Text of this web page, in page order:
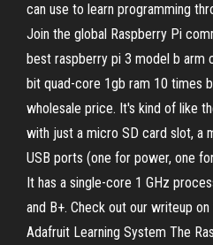
can use to learn programming
Join the global Raspberry Pi
best raspberry pi 3 model b arm
bit quad-core 1gb ram 10 times
wholesale price. It's kind of like
with just a micro SD card slot, a
USB ports (one for power, one
It has a single-core 1 GHz
and B+. Check out our writeup
Adafruit Learning System The